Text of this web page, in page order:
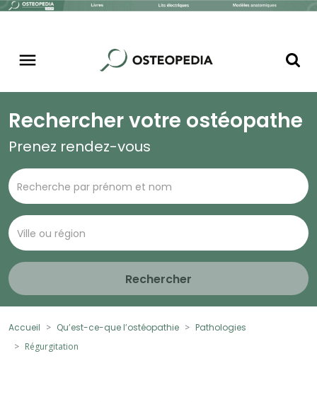
Rechercher votre ostéopathe
Prenez rendez-vous
Rechercher
Accueil Qu’est-ce-que l’ostéopathie
Pathologies
Régurgitation